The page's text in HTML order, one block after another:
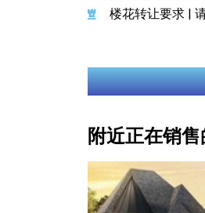
楼花转让要求 |
附近正在销